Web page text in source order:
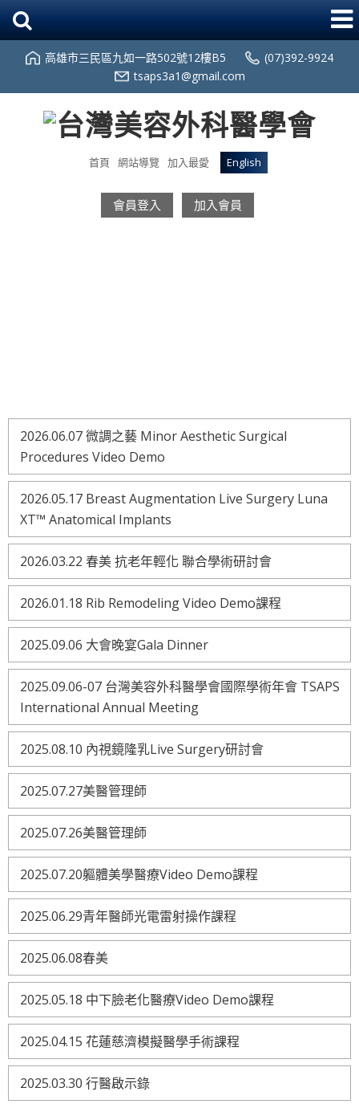
高雄市三民區九如一路502號12樓B5
(07)392-9924
tsaps3a1@gmail.com
首頁 網站導覽 加入最愛 English
會員登入 加入會員
2026.06.07 微調之藝 Minor Aesthetic Surgical
Procedures Video Demo
2026.05.17 Breast Augmentation Live Surgery Luna
XT™ Anatomical Implants
2026.03.22 春美 抗老年輕化 聯合學術研討會
2026.01.18 Rib Remodeling Video Demo課程
2025.09.06 大會晚宴Gala Dinner
2025.09.06-07 台灣美容外科醫學會國際學術年會 TSAPS
International Annual Meeting
2025.08.10 內視鏡隆乳Live Surgery研討會
2025.07.27美醫管理師
2025.07.26美醫管理師
2025.07.20軀體美學醫療Video Demo課程
2025.06.29青年醫師光電雷射操作課程
2025.06.08春美
2025.05.18 中下臉老化醫療Video Demo課程
2025.04.15 花蓮慈濟模擬醫學手術課程
2025.03.30 行醫啟示錄